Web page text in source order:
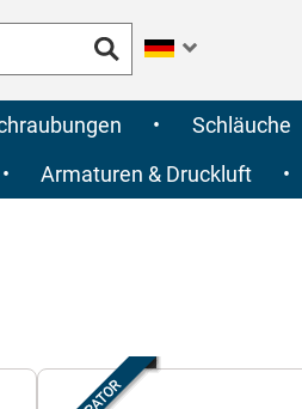
• Schläuche
• Armaturen & Druckluft •